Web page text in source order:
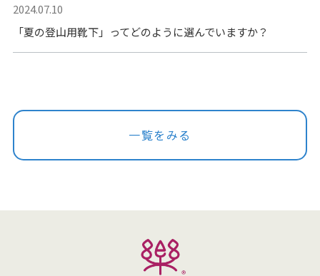
2024.07.10
「夏の登山用靴下」ってどのように選んでいますか？
一覧をみる